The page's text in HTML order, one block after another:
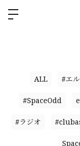
ALL #エ
#SpaceOdd
#ラジオ